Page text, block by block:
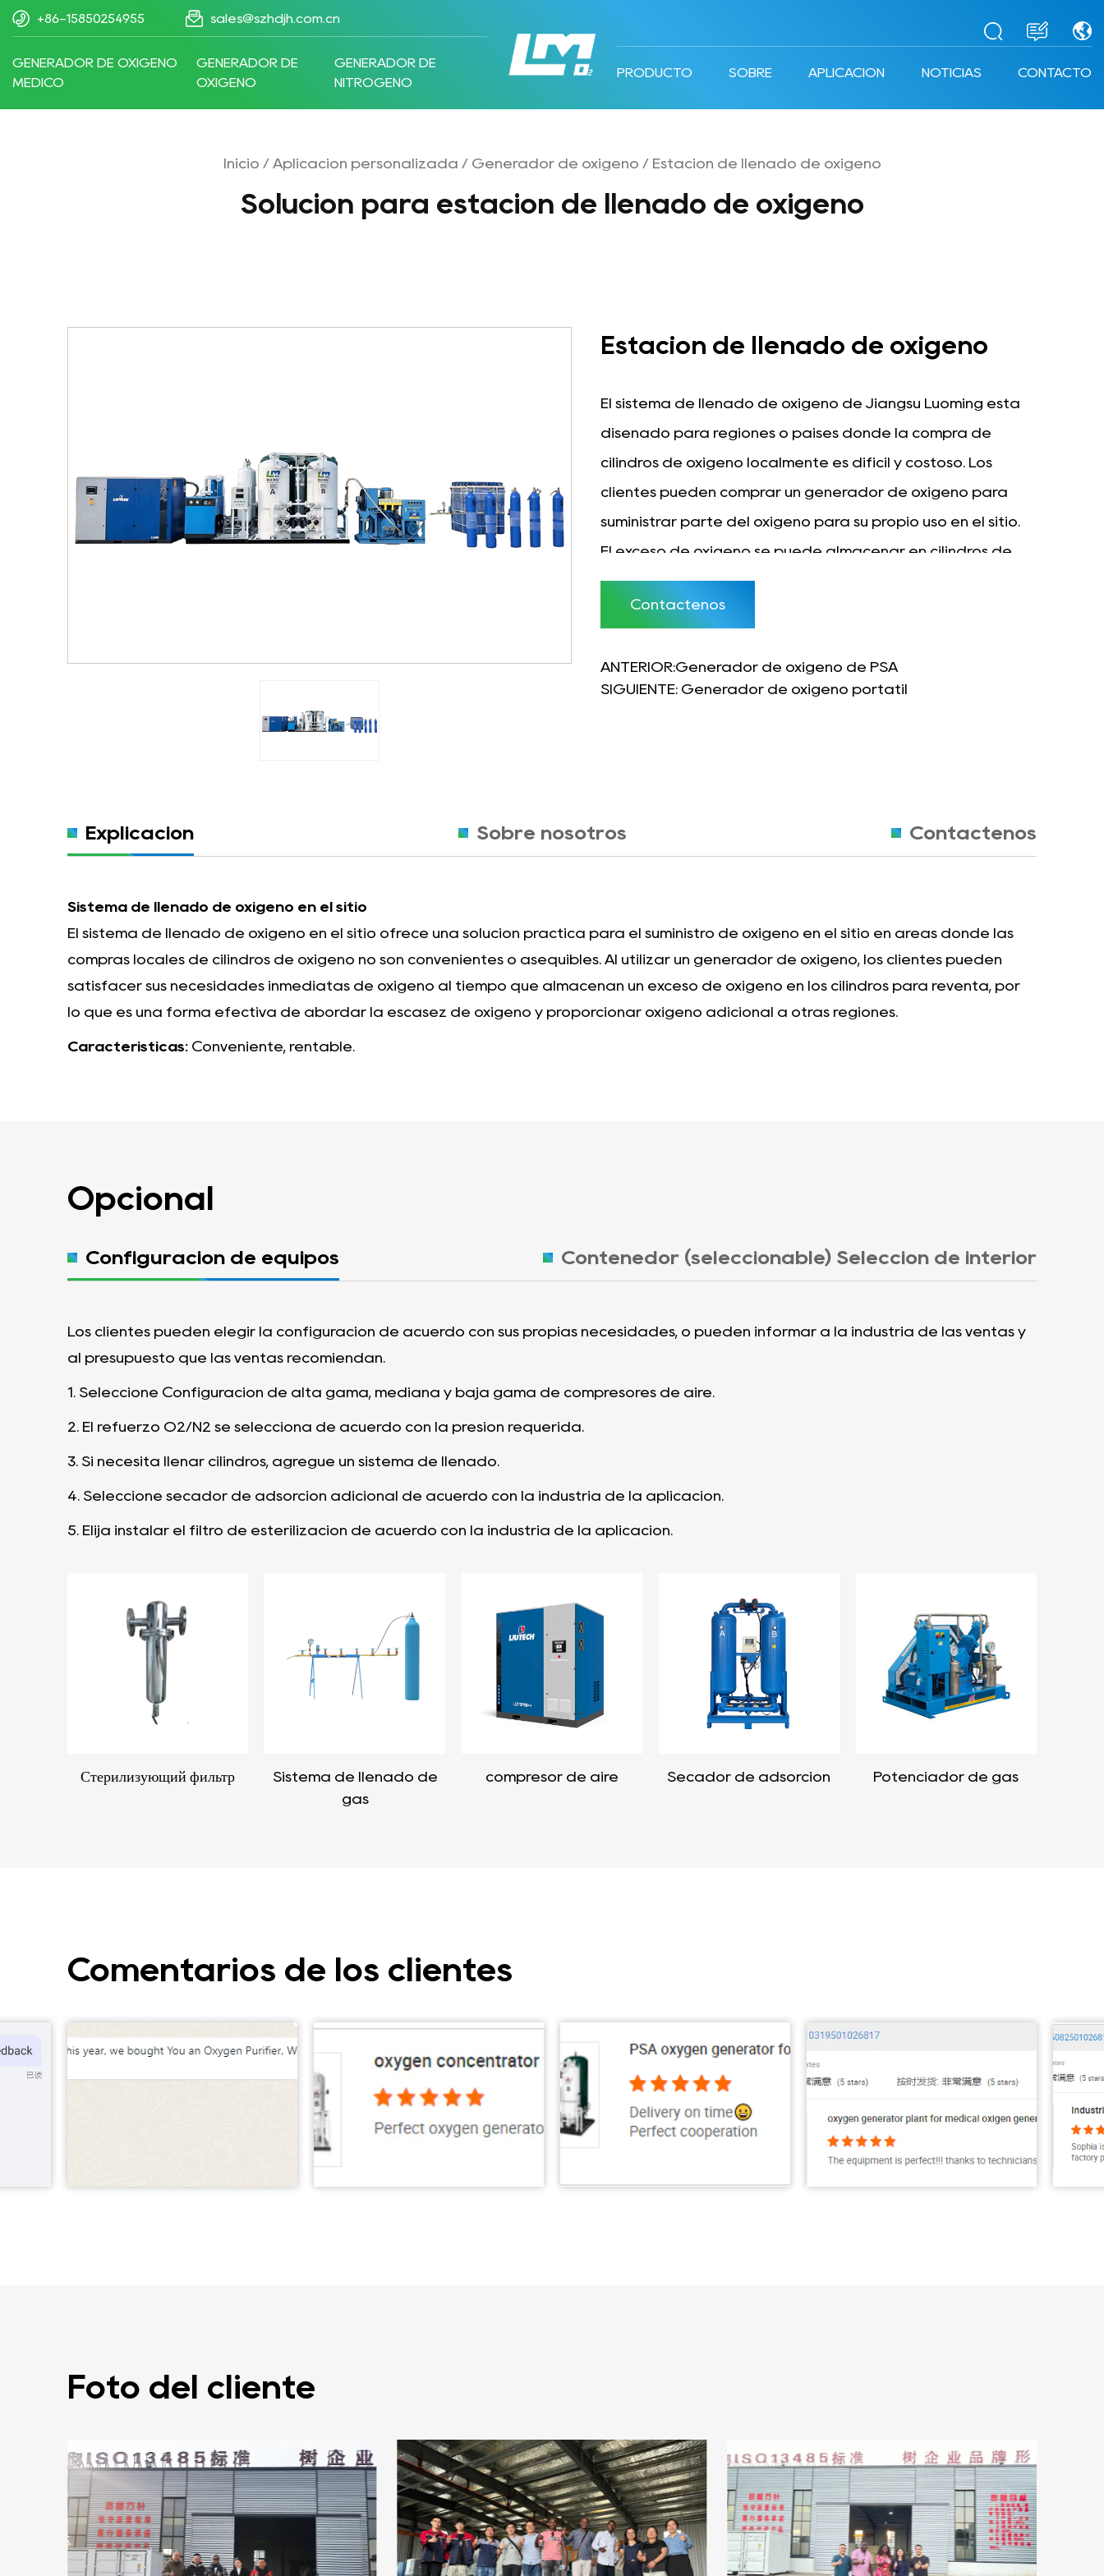
+86-15850254955 sales@szhdjh.com.cn
GENERADOR DE OXÍGENO
MÉDICO
GENERADOR DE
OXÍGENO
GENERADOR DE
NITRÓGENO
PRODUCTO SOBRE APLICACIÓN NOTICIAS CONTACTO
Inicio / Aplicación personalizada / Generador de oxígeno / Estación de llenado de oxígeno
Solución para estación de llenado de oxígeno
Estación de llenado de oxígeno
El sistema de llenado de oxígeno de Jiangsu Luoming está
diseñado para regiones o países donde la compra de
cilindros de oxígeno localmente es difícil y costoso. Los
clientes pueden comprar un generador de oxígeno para
suministrar parte del oxígeno para su propio uso en el sitio.
El exceso de oxígeno se puede almacenar en cilindros de
oxígeno y venderse a otros lugares, proporcionando una
solución de suministro de oxígeno en el sitio rentable y
Contáctenos
ANTERIOR:Generador de oxígeno de PSA
SIGUIENTE: Generador de oxígeno portátil
Explicación Sobre nosotros Contáctenos
Sistema de llenado de oxígeno en el sitio
El sistema de llenado de oxígeno en el sitio ofrece una solución práctica para el suministro de oxígeno en el sitio en áreas donde las
compras locales de cilindros de oxígeno no son convenientes o asequibles. Al utilizar un generador de oxígeno, los clientes pueden
satisfacer sus necesidades inmediatas de oxígeno al tiempo que almacenan un exceso de oxígeno en los cilindros para reventa, por
lo que es una forma efectiva de abordar la escasez de oxígeno y proporcionar oxígeno adicional a otras regiones.
Características: Conveniente, rentable.
Opcional
Configuración de equipos Contenedor (seleccionable) Selección de interior
Los clientes pueden elegir la configuración de acuerdo con sus propias necesidades, o pueden informar a la industria de las ventas y
al presupuesto que las ventas recomiendan.
1. Seleccione Configuración de alta gama, mediana y baja gama de compresores de aire.
2. El refuerzo O2/N2 se selecciona de acuerdo con la presión requerida.
3. Si necesita llenar cilindros, agregue un sistema de llenado.
4. Seleccione secador de adsorción adicional de acuerdo con la industria de la aplicación.
5. Elija instalar el filtro de esterilización de acuerdo con la industria de la aplicación.
Стерилизующий фильтр
Sistema de llenado de
gas
compresor de aire Secador de adsorción Potenciador de gas
Comentarios de los clientes
Foto del cliente